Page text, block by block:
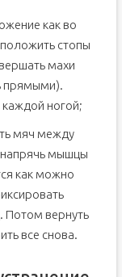
как во
стопы
махи
прямыми).
ногой;
мяч между
напрячь мышцы
как можно
Потом вернуть
все снова.